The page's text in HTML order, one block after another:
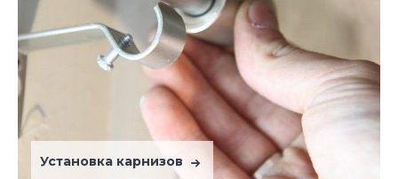
Установка карнизов